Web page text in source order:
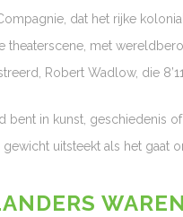
dat het rijke
theaterscene, met
Robert Wadlow, die
bent in kunst, geschiedenis
uitsteekt als het gaat